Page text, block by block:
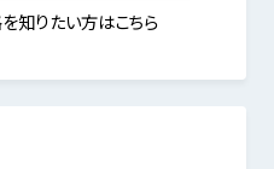
知りたい方はこちら